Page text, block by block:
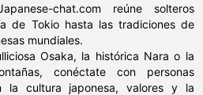
chat.com reúne solteros
de Tokio hasta las tradiciones de
mundiales.
Osaka, la histórica Nara o la
conéctate con personas
la cultura japonesa, valores y la